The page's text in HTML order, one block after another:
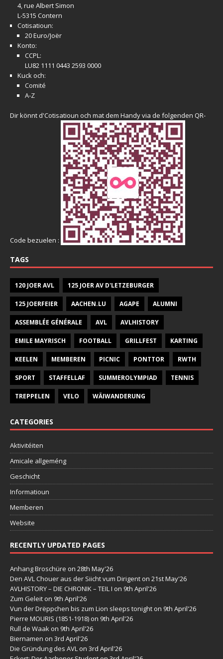
4, rue Albert Simon
L-5315 Contern
Cotisatioun:
20 Euro/Joër
Konto:
CCPL:
LU82 1111 0443 2593 0000
Kuck och:
Comité
A-Z
Dir könnt d'Cotisatioun och mat dem Handy via de folgenden QR-
Code bezuelen :
TAGS
120 JOER AVL 125 JOER AV D'LETZEBURGER
125 JOERFEIER AACHEN.LU AGAPE ALUMNI
ASSEMBLÉE GÉNÉRALE AVL AVLHISTORY
EMILE MAYRISCH FOOTBALL GRILLFEST KARTING
KEELEN MEMBEREN PICNIC PONTTOR RWTH
SPORT STAFFELLAF SUMMEROLYMPIAD TENNIS
TREPPELEN VELO WÄIWANDERUNG
CATEGORIES
Aktivitéiten
Amicale allgeméng
Geschicht
Informatioun
Memberen
Website
RECENTLY UPDATED PAGES
Anhang Broschüre on 28th May'26
Den AVL Chouer aus der Siicht vum Dirigent on 21st May'26
AVLHISTORY – DIE CHRONIK – TEIL I on 9th April'26
Zum Geleit on 9th April'26
Vun der Drëppchen bis zum Lion sleeps tonight on 9th April'26
Pierre MOURIS (1851-1918) on 9th April'26
Rull de Waak on 9th April'26
Biernamen on 3rd April'26
Die Gründung des AVL on 3rd April'26